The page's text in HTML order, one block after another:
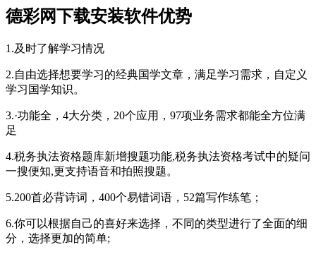
德彩网下载安装软件优势
1.及时了解学习情况
2.自由选择想要学习的经典国学文章，满足学习需求，自定义
学习国学知识。
3.·功能全，4大分类，20个应用，97项业务需求都能全方位满
足
4.税务执法资格题库新增搜题功能,税务执法资格考试中的疑问
一搜便知,更支持语音和拍照搜题。
5.200首必背诗词，400个易错词语，52篇写作练笔；
6.你可以根据自己的喜好来选择，不同的类型进行了全面的细
分，选择更加的简单;